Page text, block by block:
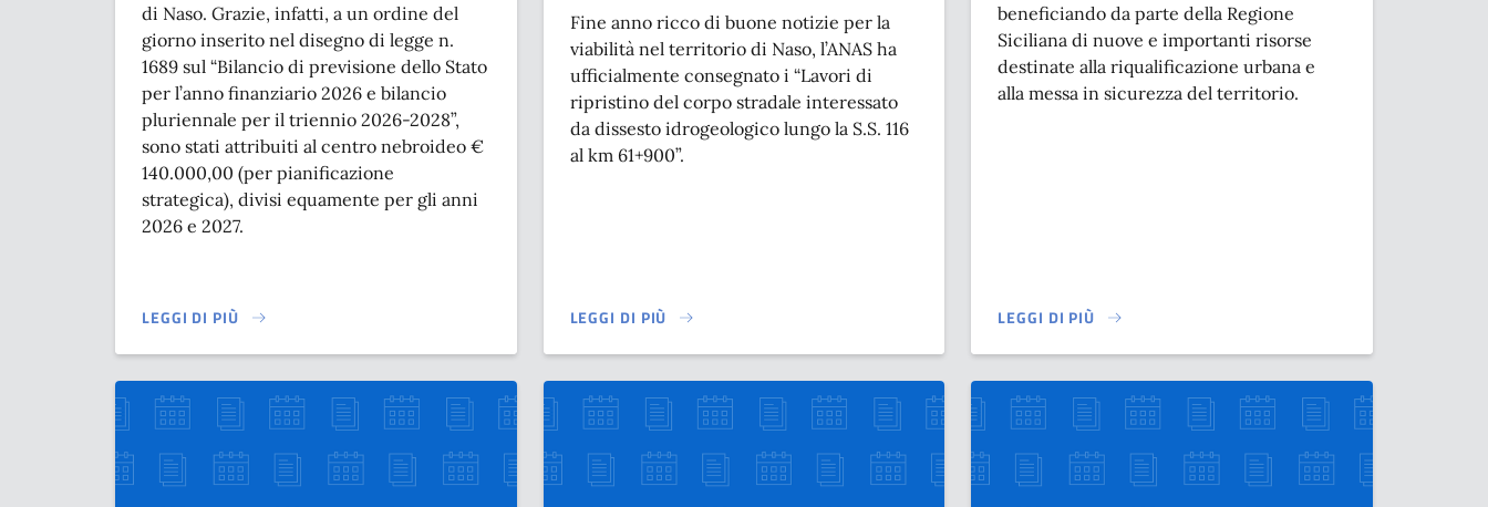
di Naso. Grazie, infatti, a un ordine del
giorno inserito nel disegno di legge n.
1689 sul “Bilancio di previsione dello Stato
per l’anno finanziario 2026 e bilancio
pluriennale per il triennio 2026-2028”,
sono stati attribuiti al centro nebroideo €
140.000,00 (per pianificazione
strategica), divisi equamente per gli anni
2026 e 2027.
LEGGI DI PIÙ
SU FINANZIAMENTI, DA ROMA €140.000,00
Fine anno ricco di buone notizie per la
viabilità nel territorio di Naso, l’ANAS ha
ufficialmente consegnato i “Lavori di
ripristino del corpo stradale interessato
da dissesto idrogeologico lungo la S.S. 116
al km 61+900”.
LEGGI DI PIÙ
SU AL VIA AI LAVORI NELLA S.S. 116, DALL’ANAS 2.2 MILIONI. MIGLIORATA E PIÙ SICURA LA VIABILITÀ ALTERNATIVA
beneficiando da parte della Regione
Siciliana di nuove e importanti risorse
destinate alla riqualificazione urbana e
alla messa in sicurezza del territorio.
LEGGI DI PIÙ
SU A NASO ULTERIORI 244.000,00 EURO DI FINANZIAMENTI